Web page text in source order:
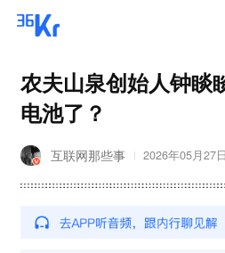
农夫山泉创始人钟睒
电池了？
互联网那些事 2026年05月27